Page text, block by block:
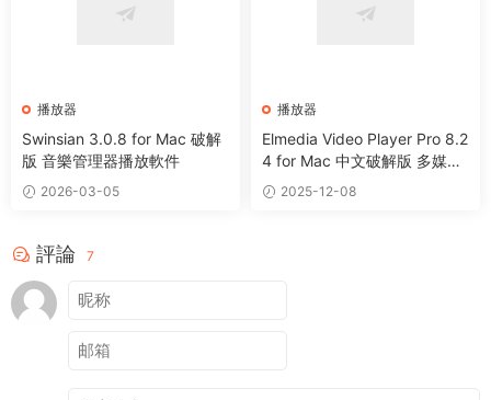
播放器
Swinsian 3.0.8 for Mac 破解
版 音樂管理器播放軟件
2026-03-05
播放器
Elmedia Video Player Pro 8.2
4 for Mac 中文破解版 多媒體
播放器
2025-12-08
評論 7